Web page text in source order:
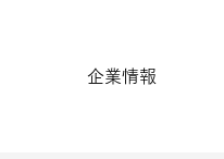
企業情報